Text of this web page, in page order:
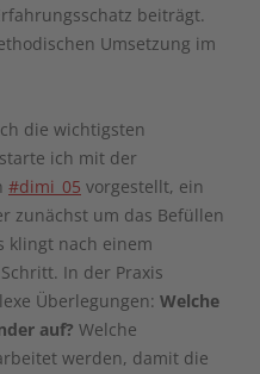
beiträgt.
Umsetzung im
die wichtigsten
ich mit der
#dimi_05 vorgestellt, ein
zunächst um das Befüllen
klingt nach einem
In der Praxis
Überlegungen: Welche
auf? Welche
werden, damit die